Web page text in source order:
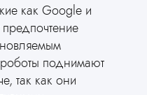
как Google и
поднимают
так как они